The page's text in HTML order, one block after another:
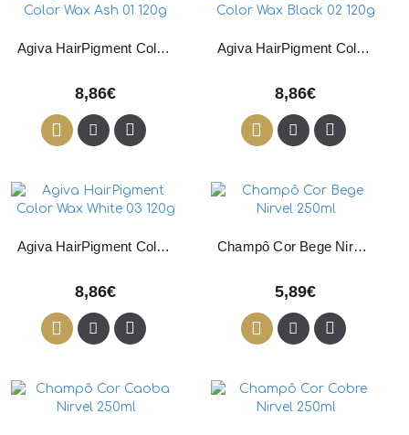
Agiva HairPigment Color Wax Ash 01 120g
8,86€
Agiva HairPigment Color Wax Black 02 120g
8,86€
Agiva HairPigment Color Wax White 03 120g
8,86€
Champô Cor Bege Nirvel 250ml
5,89€